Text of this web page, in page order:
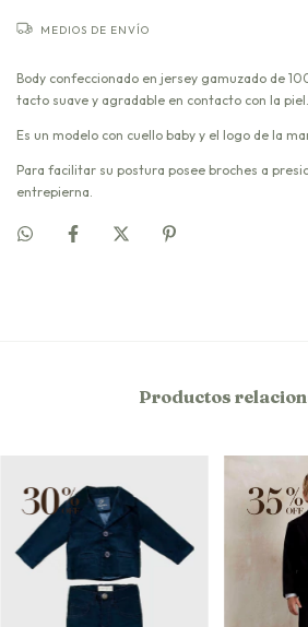
MEDIOS DE ENVÍO
Body confeccionado en jersey gamuzado de
tacto suave y agradable en contacto con la piel.
Es un modelo con cuello baby y el logo de la
Para facilitar su postura posee broches a
entrepierna.
Productos